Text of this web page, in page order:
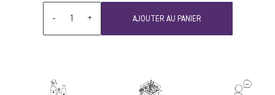
Quantité
-
+ AJOUTER AU PANIER